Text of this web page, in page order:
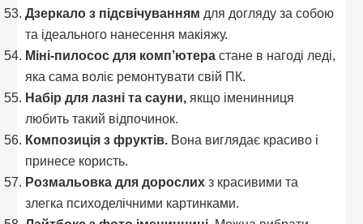
Дзеркало з підсвічуванням для догляду за собою
та ідеального нанесення макіяжу.
Міні-пилосос для комп’ютера стане в нагоді леді,
яка сама воліє ремонтувати свій ПК.
Набір для лазні та сауни, якщо іменинниця
любить такий відпочинок.
Композиція з фруктів. Вона виглядає красиво і
принесе користь.
Розмальовка для дорослих з красивими та
злегка психоделічними картинками.